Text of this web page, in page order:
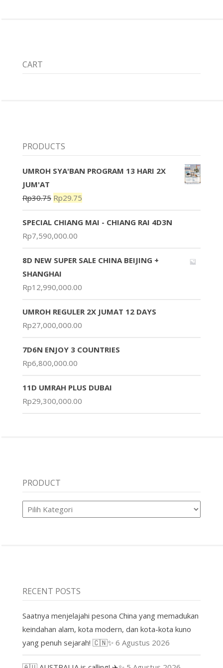
CART
PRODUCTS
UMROH SYA'BAN PROGRAM 13 HARI 2X
JUM'AT
Rp30.75 Rp29.75
SPECIAL CHIANG MAI - CHIANG RAI 4D3N
Rp7,590,000.00
8D NEW SUPER SALE CHINA BEIJING +
SHANGHAI
Rp12,990,000.00
UMROH REGULER 2X JUMAT 12 DAYS
Rp27,000,000.00
7D6N ENJOY 3 COUNTRIES
Rp6,800,000.00
11D UMRAH PLUS DUBAI
Rp29,300,000.00
PRODUCT
Product
RECENT POSTS
Saatnya menjelajahi pesona China yang memadukan
keindahan alam, kota modern, dan kota-kota kuno
yang penuh sejarah! 🇨🇳✨ 6 Agustus 2026